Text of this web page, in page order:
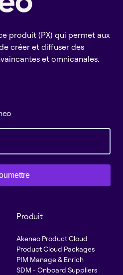
produit (PX) qui permet aux
créer et diffuser des
et omnicanales.
Produit
Akeneo Product Cloud
Product Cloud Packages
PIM Manage & Enrich
SDM - Onboard Suppliers